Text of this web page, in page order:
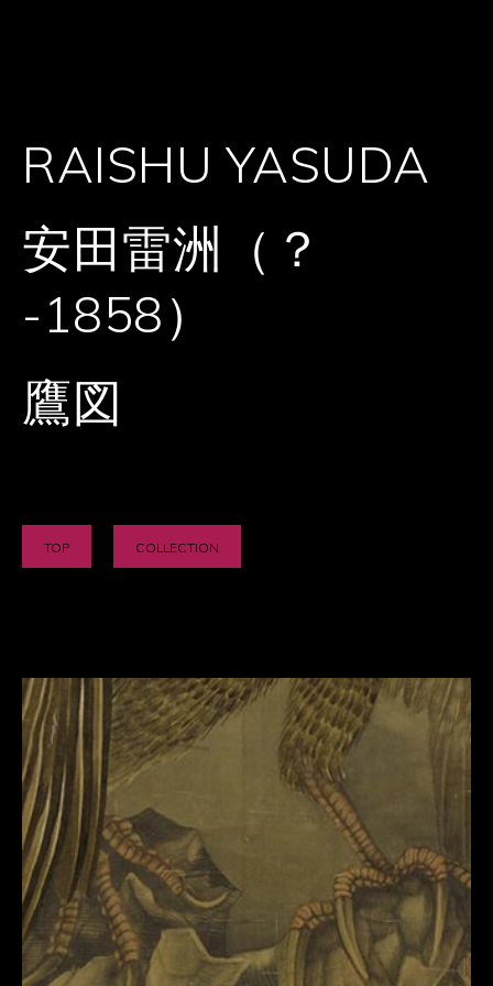
RAISHU YASUDA
安田雷洲（？
-1858）
鷹図
TOP COLLECTION